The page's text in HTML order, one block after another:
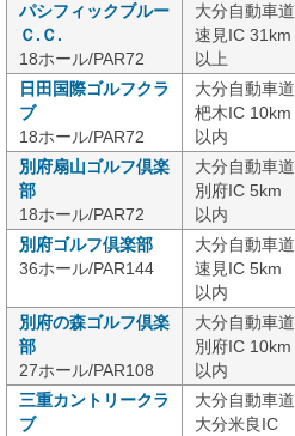
パシフィックブルー
Ｃ.Ｃ.
18ホール/PAR72
大分自動車道
速見IC 31km
以上
日田国際ゴルフクラ
ブ
18ホール/PAR72
大分自動車道
杷木IC 10km
以内
別府扇山ゴルフ倶楽
部
18ホール/PAR72
大分自動車道
別府IC 5km
以内
別府ゴルフ倶楽部
36ホール/PAR144
大分自動車道
速見IC 5km
以内
別府の森ゴルフ倶楽
部
27ホール/PAR108
大分自動車道
別府IC 10km
以内
三重カントリークラ
ブ
大分自動車道
大分米良IC